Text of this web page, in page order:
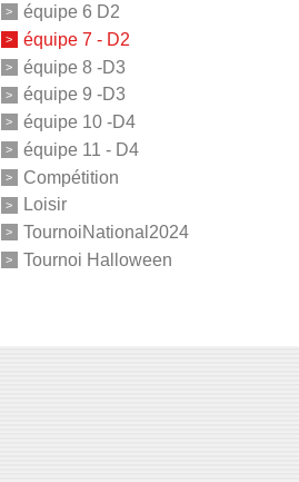
équipe 6 D2
équipe 7 - D2
équipe 8 -D3
équipe 9 -D3
équipe 10 -D4
équipe 11 - D4
Compétition
Loisir
TournoiNational2024
Tournoi Halloween